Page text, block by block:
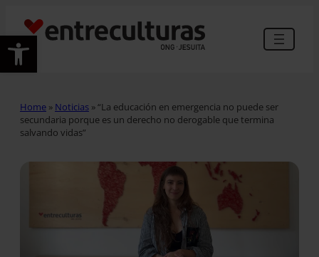
Abrir barra de herramientas
Home » Noticias »“La educación en emergencia no puede ser
secundaria porque es un derecho no derogable que termina
salvando vidas”